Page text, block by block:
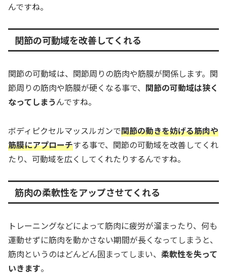
んですね。
関節の可動域を改善してくれる
関節の可動域は、関節周りの筋肉や筋膜が関係します。関
節周りの筋肉や筋膜が硬くなる事で、 関節の可動域は狭く
なってしまうんですね。
ボディピクセルマッスルガンで関節の動きを妨げる筋肉や
筋膜にアプローチする事で、関節の可動域を改善してくれ
たり、可動域を広くしてくれたりするんですね。
筋肉の柔軟性をアップさせてくれる
トレーニングなどによって筋肉に疲労が溜まったり、何も
運動せずに筋肉を動かさない期間が長くなってしまうと、
筋肉というのはどんどん固まってしまい、 柔軟性を失って
いきます。